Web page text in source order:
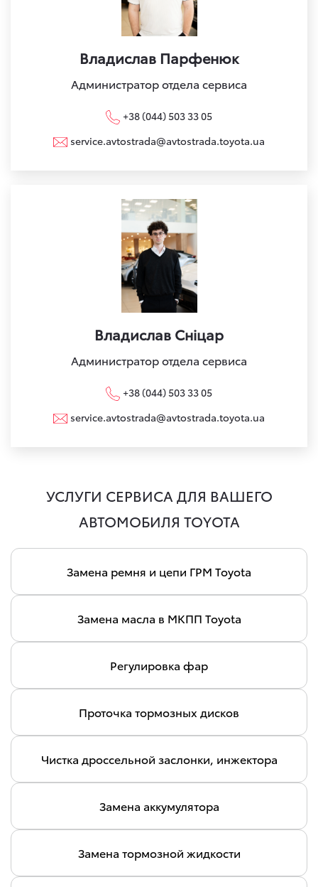
Владислав Парфенюк
Администратор отдела сервиса
+38 (044) 503 33 05
service.avtostrada@avtostrada.toyota.ua
Владислав Сніцар
Администратор отдела сервиса
+38 (044) 503 33 05
service.avtostrada@avtostrada.toyota.ua
УСЛУГИ СЕРВИСА ДЛЯ ВАШЕГО
АВТОМОБИЛЯ TOYOTA
Замена ремня и цепи ГРМ Toyota
Замена масла в МКПП Toyota
Регулировка фар
Проточка тормозных дисков
Чистка дроссельной заслонки, инжектора
Замена аккумулятора
Замена тормозной жидкости